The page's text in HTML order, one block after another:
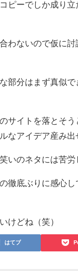
ピーでしか成り
わないので仮に
部分はまず真似で
サイトを落とそ
なアイデア産み出
いのネタには苦労
徹底ぶりに感心
けどね（笑）
はてブ